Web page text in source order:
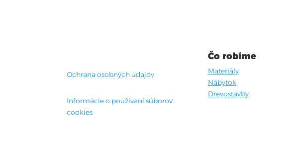
Ochrana osobných údajov
Informácie o používaní súborov
cookies
Čo robíme
Materiály
Nábytok
Drevostavby